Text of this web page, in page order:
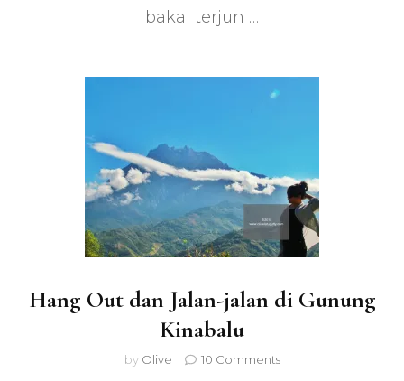
bakal terjun …
Hang Out dan Jalan-jalan di Gunung
Kinabalu
by Olive 10 Commentson